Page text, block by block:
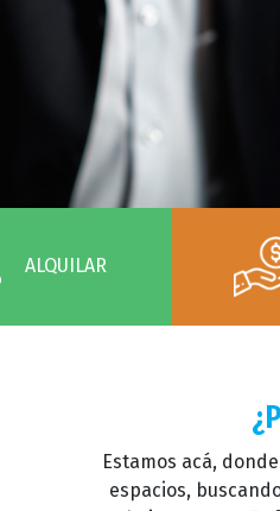
ALQUILAR
Estamos acá,
espacios,